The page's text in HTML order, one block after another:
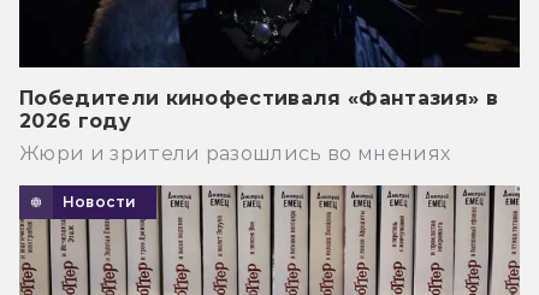
Победители кинофестиваля «Фантазия» в
2026 году
Жюри и зрители разошлись во мнениях
Новости